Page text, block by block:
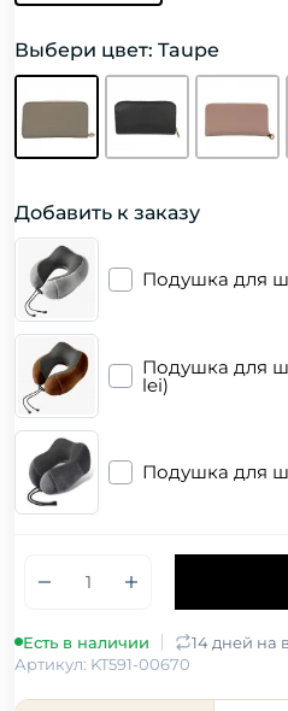
Выбери цвет: Taupe
Добавить к заказу
Подушка для
Подушка для
lei)
Подушка для
Есть в наличии
14 дней на
Артикул: KT591-00670